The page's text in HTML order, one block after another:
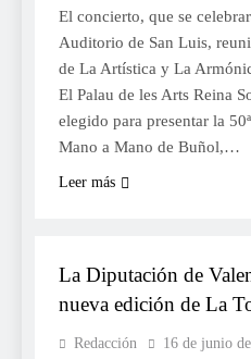
El concierto, que se
Auditorio de San Luis,
de La Artística y La
El Palau de les Arts Reina
elegido para presentar la
Mano a Mano de Buñol,…
Leer más
La Diputación de
nueva edición de La
Redacción 16 de junio